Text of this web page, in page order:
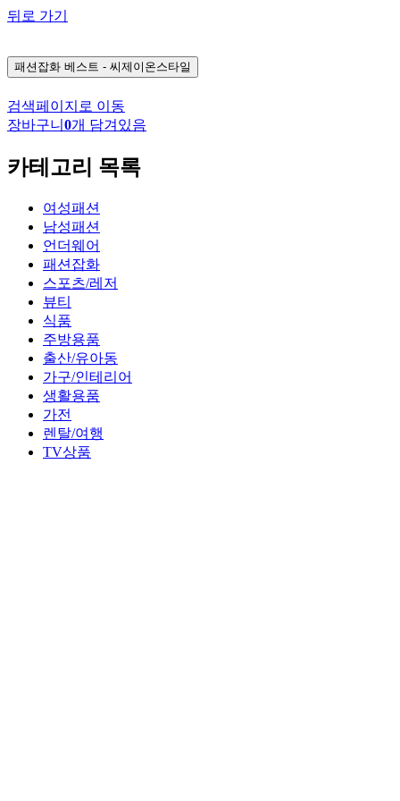
뒤로 가기
패션잡화 베스트 - 씨제이온스타일
검색페이지로 이동
장바구니 0개 담겨있음
카테고리 목록
여성패션
남성패션
언더웨어
패션잡화
스포츠/레저
뷰티
식품
주방용품
출산/유아동
가구/인테리어
생활용품
가전
렌탈/여행
TV상품